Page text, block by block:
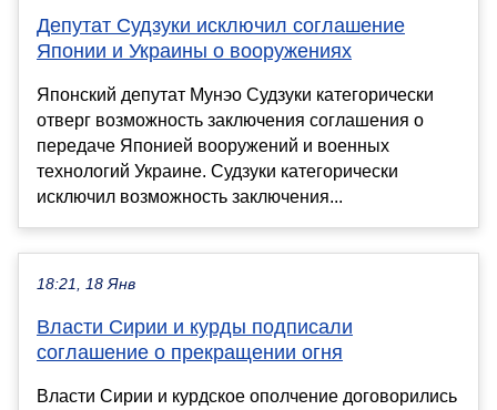
Депутат Судзуки исключил соглашение
Японии и Украины о вооружениях
Японский депутат Мунэо Судзуки категорически
отверг возможность заключения соглашения о
передаче Японией вооружений и военных
технологий Украине. Судзуки категорически
исключил возможность заключения...
18:21, 18 Янв
Власти Сирии и курды подписали
соглашение о прекращении огня
Власти Сирии и курдское ополчение договорились